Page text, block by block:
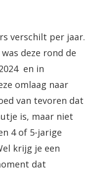
verschilt per jaar.
deze rond de
en in
omlaag naar
van tevoren dat
is, maar niet
4 of 5-jarige
krijg je een
dat